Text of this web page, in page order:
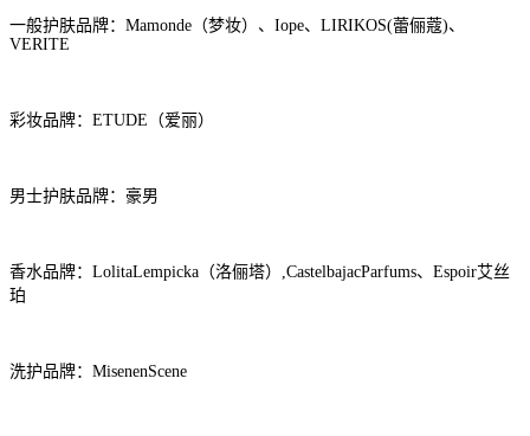
一般护肤品牌：Mamonde（梦妆）、Iope、LIRIKOS(蕾俪蔻)、
VERITE
彩妆品牌：ETUDE（爱丽）
男士护肤品牌：豪男
香水品牌：LolitaLempicka（洛俪塔）,CastelbajacParfums、Espoir艾丝
珀
洗护品牌：MisenenScene